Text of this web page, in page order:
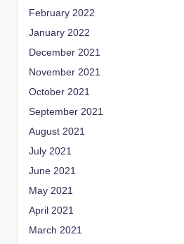
February 2022
January 2022
December 2021
November 2021
October 2021
September 2021
August 2021
July 2021
June 2021
May 2021
April 2021
March 2021